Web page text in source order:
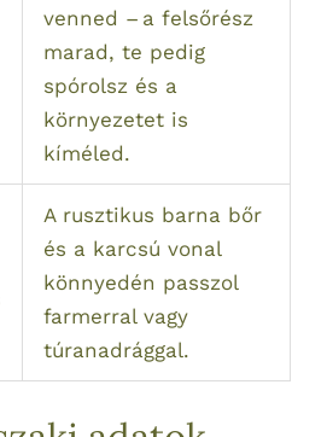
venned – a felsőrész
marad, te pedig
spórolsz és a
környezetet is
kíméled.
A rusztikus barna bőr
és a karcsú vonal
könnyedén passzol
farmerral vagy
túranadrággal.